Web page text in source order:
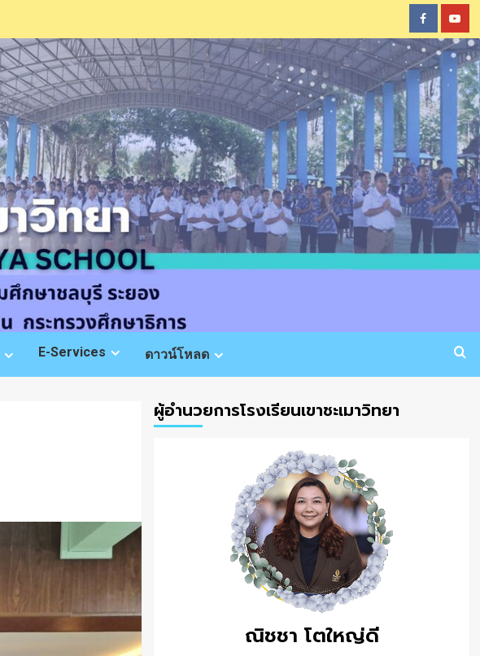
E-Services ดาวน์โหลด
ผู้อำนวยการโรงเรียนเขาชะเมาวิทยา
ณิชชา โตใหญ่ดี